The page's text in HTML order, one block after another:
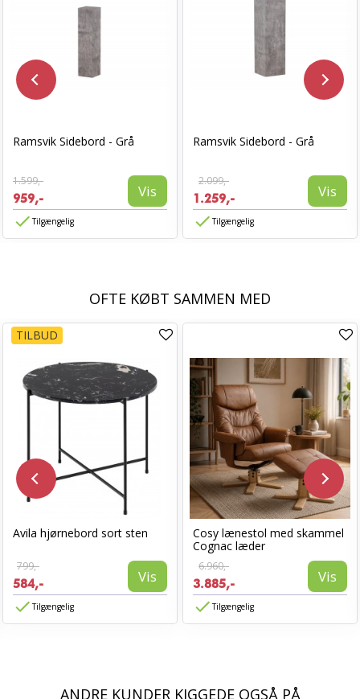
Ramsvik Sidebord - Grå
1.599,-
959,- Vis
Tilgængelig
Ramsvik Sidebord - Grå
2.099,-
1.259,- Vis
Tilgængelig
OFTE KØBT SAMMEN MED
TILBUD
Avila hjørnebord sort sten
799,-
584,- Vis
Tilgængelig
Cosy lænestol med skammel
Cognac læder
6.960,-
3.885,- Vis
Tilgængelig
ANDRE KUNDER KIGGEDE OGSÅ PÅ